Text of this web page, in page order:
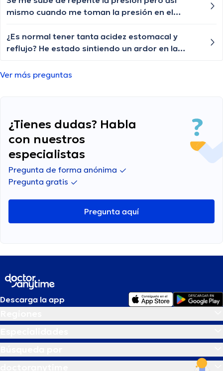
mismo cuando me toman la presión en el
centro médico de emergencia me salió de 169
en una ocasión y me mandaron a controlar mi
pero me dicen que no es hipertensión ahora
¿Es normal tener tanta acidez estomacal y
reflujo? He estado sintiendo un ardor en la
sube después de comer, incluso después de
Ver más preguntas
¿Tienes dudas? Habla
con nuestros
especialistas
Pregunta de forma anónima
Pregunta gratis
Pregunta aquí
Descarga la app